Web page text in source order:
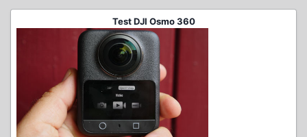
Test DJI Osmo 360